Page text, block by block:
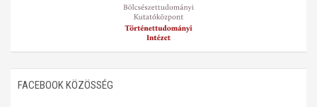
FACEBOOK KÖZÖSSÉG